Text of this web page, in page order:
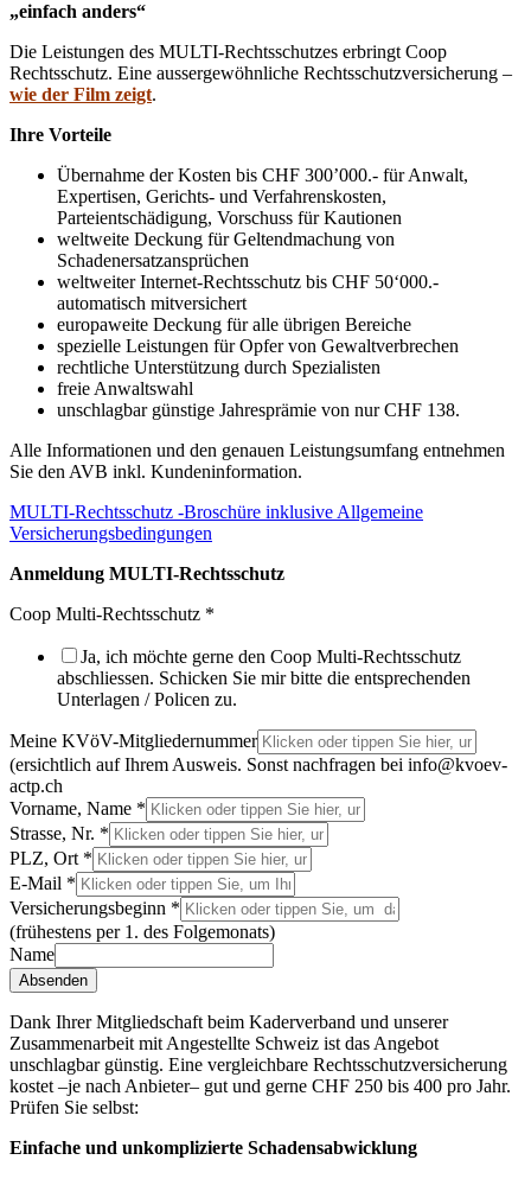
„einfach anders“
Die Leistungen des MULTI-Rechtsschutzes erbringt Coop
Rechtsschutz. Eine aussergewöhnliche Rechtsschutzversicherung –
wie der Film zeigt.
Ihre Vorteile
Übernahme der Kosten bis CHF 300’000.- für Anwalt,
Expertisen, Gerichts- und Verfahrenskosten,
Parteientschädigung, Vorschuss für Kautionen
weltweite Deckung für Geltendmachung von
Schadenersatzansprüchen
weltweiter Internet-Rechtsschutz bis CHF 50‘000.-
automatisch mitversichert
europaweite Deckung für alle übrigen Bereiche
spezielle Leistungen für Opfer von Gewaltverbrechen
rechtliche Unterstützung durch Spezialisten
freie Anwaltswahl
unschlagbar günstige Jahresprämie von nur CHF 138.
Alle Informationen und den genauen Leistungsumfang entnehmen
Sie den AVB inkl. Kundeninformation.
MULTI-Rechtsschutz -Broschüre inklusive Allgemeine
Versicherungsbedingungen
Anmeldung MULTI-Rechtsschutz
Coop Multi-Rechtsschutz *
Ja, ich möchte gerne den Coop Multi-Rechtsschutz
abschliessen. Schicken Sie mir bitte die entsprechenden
Unterlagen / Policen zu.
Meine KVöV-Mitgliedernummer
(ersichtlich auf Ihrem Ausweis. Sonst nachfragen bei info@kvoev-
actp.ch
Vorname, Name *
Strasse, Nr. *
PLZ, Ort *
E-Mail *
Versicherungsbeginn *
(frühestens per 1. des Folgemonats)
Name
Absenden
Dank Ihrer Mitgliedschaft beim Kaderverband und unserer
Zusammenarbeit mit Angestellte Schweiz ist das Angebot
unschlagbar günstig. Eine vergleichbare Rechtsschutzversicherung
kostet –je nach Anbieter– gut und gerne CHF 250 bis 400 pro Jahr.
Prüfen Sie selbst:
Einfache und unkomplizierte Schadensabwicklung